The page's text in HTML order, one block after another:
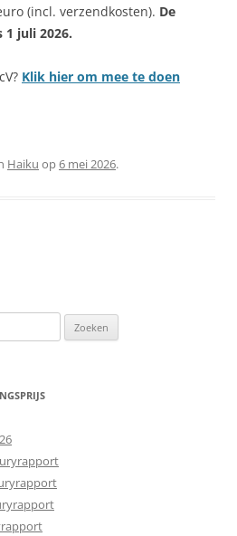
(incl. verzendkosten). De
juli 2026.
Klik hier om mee te doen
Haiku op6 mei 2026.